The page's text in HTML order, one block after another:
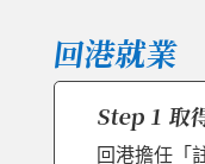
回港就業
Step 1 取
回港擔任「